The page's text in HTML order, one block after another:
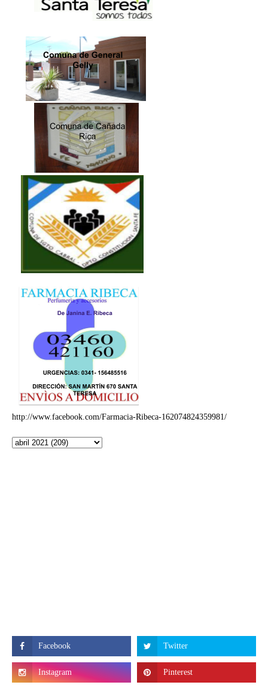
http://www.facebook.com/Farmacia-Ribeca-162074824359981/